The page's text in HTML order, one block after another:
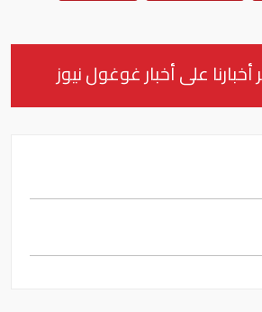
أخبارنا على أخبار غوغول نيوز